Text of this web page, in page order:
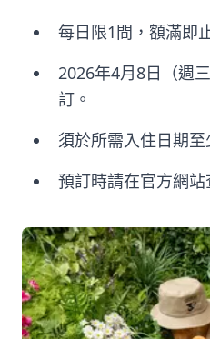
每日限1間，額滿即
2026年4月8日（週
訂。
須於所需入住日期至
預訂時請在官方網站